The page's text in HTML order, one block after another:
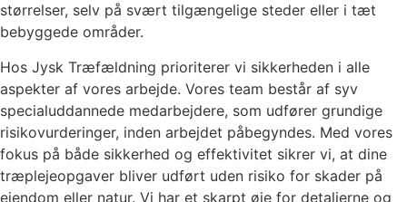
størrelser, selv på svært tilgængelige steder eller i tæt
bebyggede områder.
Hos Jysk Træfældning prioriterer vi sikkerheden i alle
aspekter af vores arbejde. Vores team består af syv
specialuddannede medarbejdere, som udfører grundige
risikovurderinger, inden arbejdet påbegyndes. Med vores
fokus på både sikkerhed og effektivitet sikrer vi, at dine
træplejeopgaver bliver udført uden risiko for skader på
ejendom eller natur. Vi har et skarpt øje for detaljerne og